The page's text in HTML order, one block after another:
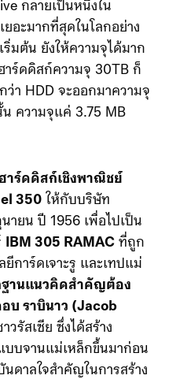
กลายเป็นหนึ่งใน
อะมากที่สุดในโลกอย่าง
มต้น ยังให้ความจุได้มาก
ร์ดดิสก์ความจุ 30TB ก็
า HDD จะออกมาความจุ
าร์ดดิสก์เชิงพาณิชย์
350ให้กับบริษัท
ายน ปี 1956 เพื่อไปเป็น
IBM 305 RAMACที่ถูก
าร์ดเจาะรู และเทปแม่
ฐานแนวคิดสำคัญต้อง
บ ราบินาว (Jacob
รัสเซีย ซึ่งได้สร้าง